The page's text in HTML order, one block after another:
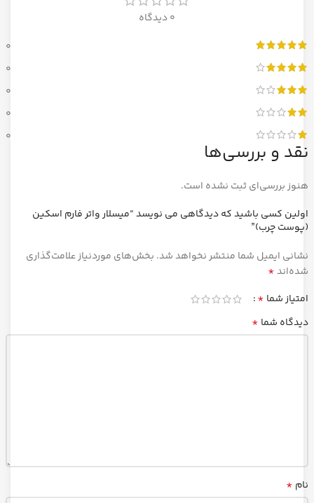
0 دیدگاه
0
0
0
0
0
نقد و بررسی‌ها
هنوز بررسی‌ای ثبت نشده است.
اولین کسی باشید که دیدگاهی می نویسد “میسلار واتر فارم اسکین
(پوست چرب)”
نشانی ایمیل شما منتشر نخواهد شد. بخش‌های موردنیاز علامت‌گذاری
شده‌اند*
امتیاز شما *
دیدگاه شما *
نام *